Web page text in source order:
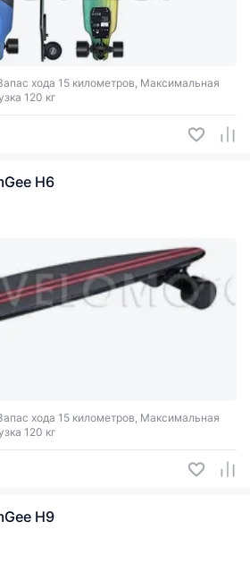
хода 15 километров, Максимальная
120 кг
H6
хода 15 километров, Максимальная
120 кг
H9